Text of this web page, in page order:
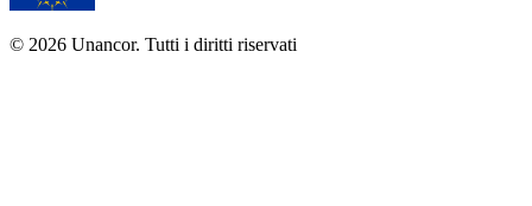
© 2026 Unancor. Tutti i diritti riservati